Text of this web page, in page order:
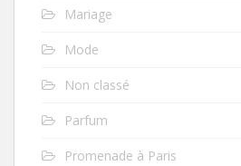
Mariage
Mode
Non classé
Parfum
Promenade à Paris